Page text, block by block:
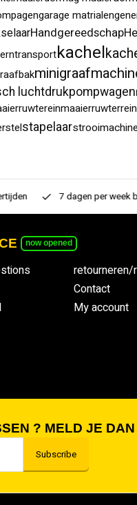
garage matrialen
Handgereedschap
kachel
luchtdrukpompwagen
ruwtereinmaaier
stapelaarstrooimachine
7 dagen per week
now opened
Contact
My account
? MELD JE
Subscribe